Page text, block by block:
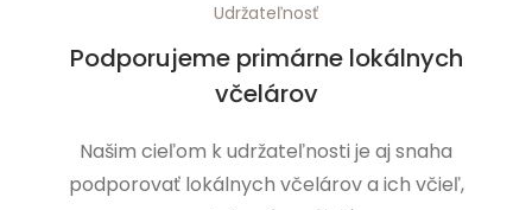
Udržateľnosť
Podporujeme primárne lokálnych
včelárov
Našim cieľom k udržateľnosti je aj snaha
podporovať lokálnych včelárov a ich včieľ,